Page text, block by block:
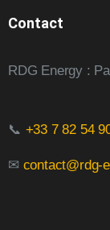
Contact
RDG Energy :
📞 +33 7 82 54
✉ contact@rdg-